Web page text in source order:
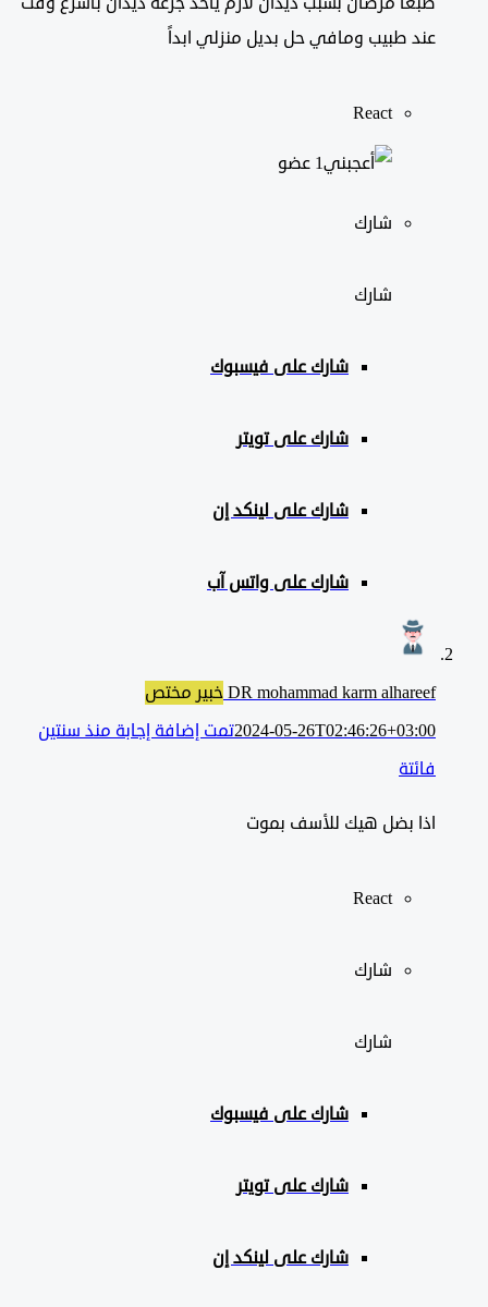
عند طبيب ومافي حل بديل منزلي ابداً
React
‫1 عضو
شارك
شارك علىفيسبوك
شارك على تويتر
شارك على لينكد إن
شارك على واتس آب
DR mohammad karm alhareefخبير مختص
2024-05-26T02:46:26+03:00تمت إضافة إجابة منذ سنتين
اذا بضل هيك للأسف بموت
React
شارك
شارك علىفيسبوك
شارك على تويتر
شارك على لينكد إن